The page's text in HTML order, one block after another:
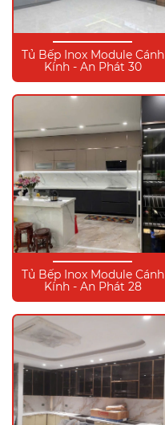
Tủ Bếp Inox Module Cánh
Kính - An Phát 30
Tủ Bếp Inox Module Cánh
Kính - An Phát 28